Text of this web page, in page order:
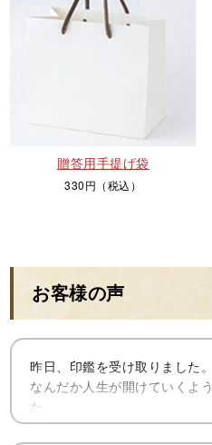
贈答用手提げ袋
330円（税込）
お客様の声
昨日、印鑑を受け取りました。
なんだか人生が開けていくよ
た。
大切に使っていきたいと思い